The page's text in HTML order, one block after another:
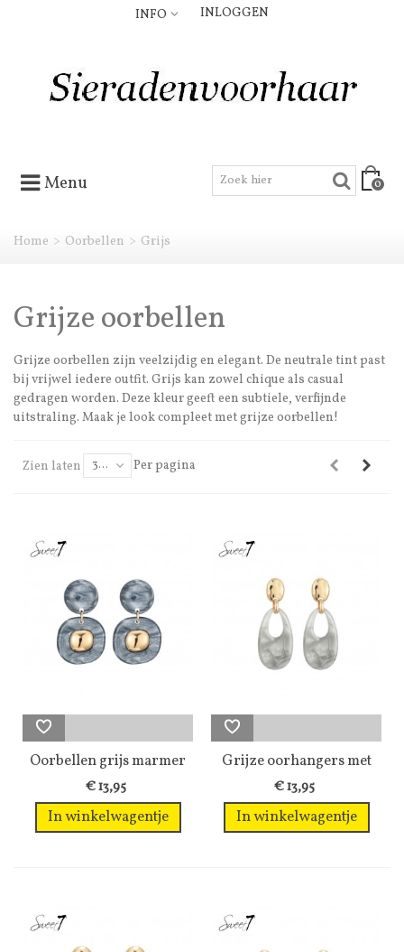
INFO INLOGGEN
Menu 0
Home > Oorbellen > Grijs
Grijze oorbellen
Grijze oorbellen zijn veelzijdig en elegant. De neutrale tint past
bij vrijwel iedere outfit. Grijs kan zowel chique als casual
gedragen worden. Deze kleur geeft een subtiele, verfijnde
uitstraling. Maak je look compleet met grijze oorbellen!
Zien laten 30 Per pagina
Oorbellen grijs marmer
met...
€ 13,95
In winkelwagentje
Grijze oorhangers met
motief en...
€ 13,95
In winkelwagentje